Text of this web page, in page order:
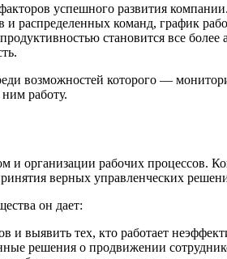
успешного развития
и распределенных команд, график
становится все
возможностей которого —
работу.
и организации рабочих процессов.
верных управленческих
он дает:
и выявить тех, кто работает
решения о продвижении